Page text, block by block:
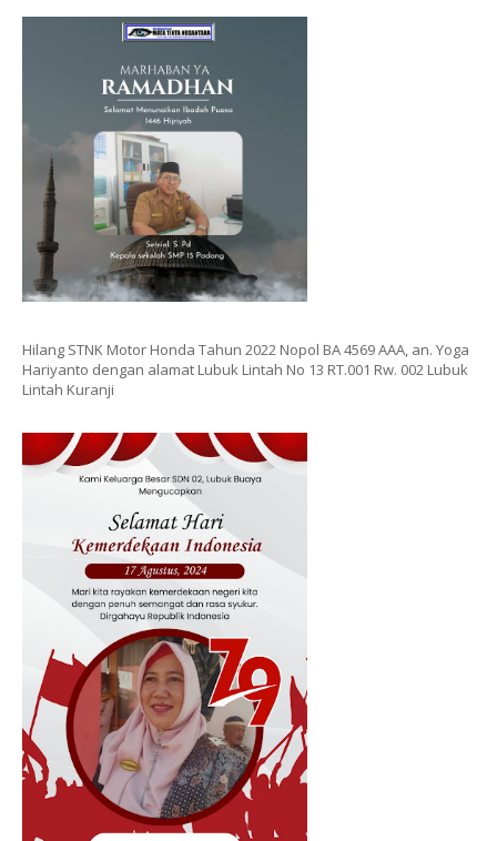
Hilang STNK Motor Honda Tahun 2022 Nopol BA 4569 AAA, an. Yoga
Hariyanto dengan alamat Lubuk Lintah No 13 RT.001 Rw. 002 Lubuk
Lintah Kuranji